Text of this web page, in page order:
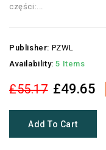
części:...
Publisher: PZWL
Availability: 5 Items
£55.17 £49.65
Add To Cart